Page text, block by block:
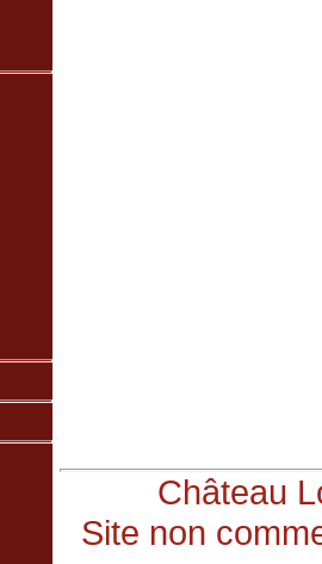
Château
Site non